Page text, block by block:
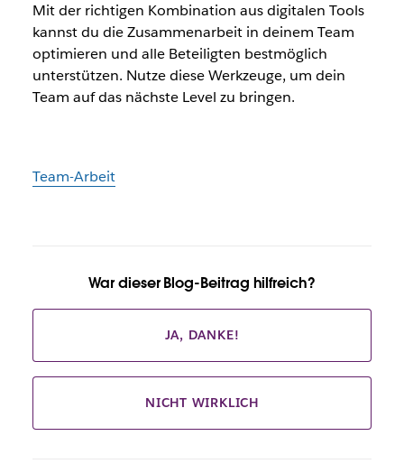
Mit der richtigen Kombination aus digitalen Tools
kannst du die Zusammenarbeit in deinem Team
optimieren und alle Beteiligten bestmöglich
unterstützen. Nutze diese Werkzeuge, um dein
Team auf das nächste Level zu bringen.
Team-Arbeit
War dieser Blog-Beitrag hilfreich?
JA, DANKE!
NICHT WIRKLICH